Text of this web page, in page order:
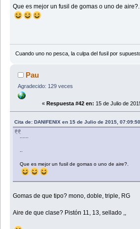
Que es mejor un fusil de gomas o uno de aire?.
Cuando uno no pesca, la culpa del fusil por
Pau
Agradecido: 129 veces
« Respuesta #42 en: 15 de Julio de
Cita de: DANIFENIX en 15 de Julio de 2015,
Que es mejor un fusil de gomas o uno de aire?.
Gomas de que tipo? mono, doble, triple, RG
Aire de que clase? Pistón 11, 13, sellado ,,